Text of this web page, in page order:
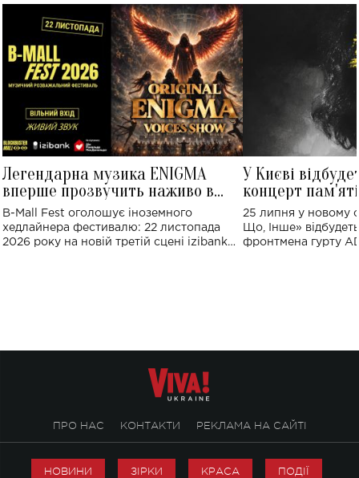
Легендарна музика ENIGMA
вперше прозвучить наживо в
Україні: де відбудеться концерт
B-Mall Fest оголошує іноземного
хедлайнера фестивалю: 22 листопада
2026 року на новій третій сцені izibank
У Києві
концерт
Клименка:
виконають
25 липня у новому
Що, Інше»
фронтмена гурту
ПРО НАС КОНТАКТИ РЕКЛАМА НА САЙТІ
НОВИНИ ЗІРКИ КРАСА ПОДІЇ